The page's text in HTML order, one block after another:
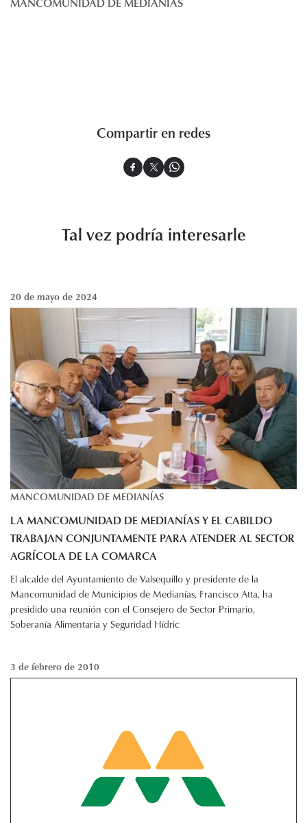
Compartir en redes
Tal vez podría interesarle
20 de mayo de 2024
MANCOMUNIDAD DE MEDIANÍAS
LA MANCOMUNIDAD DE MEDIANÍAS Y EL CABILDO
TRABAJAN CONJUNTAMENTE PARA ATENDER AL SECTOR
AGRÍCOLA DE LA COMARCA
El alcalde del Ayuntamiento de Valsequillo y presidente de la
Mancomunidad de Municipios de Medianías, Francisco Atta, ha
presidido una reunión con el Consejero de Sector Primario,
Soberanía Alimentaria y Seguridad Hídric
3 de febrero de 2010